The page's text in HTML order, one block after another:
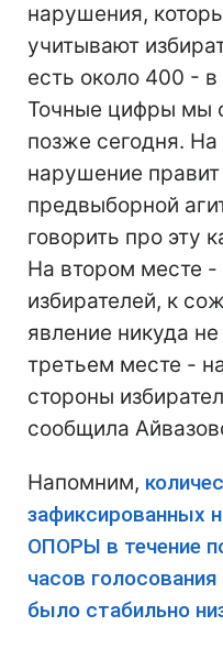
нарушения,
учитывают
есть около 400 -
Точные цифры мы
позже сегодня.
нарушение
предвыборной
говорить про эту
На втором месте -
избирателей, к
явление никуда
третьем месте -
стороны
сообщила
Напомним,
зафиксированных
ОПОРЫ в течение
часов
было стабильно